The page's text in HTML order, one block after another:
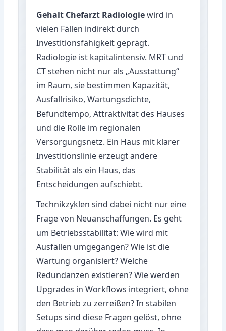
Gehalt Chefarzt Radiologiewird in
vielen Fällen indirekt durch
Investitionsfähigkeit geprägt.
Radiologie ist kapitalintensiv. MRT und
CT stehen nicht nur als „Ausstattung“
im Raum, sie bestimmen Kapazität,
Ausfallrisiko, Wartungsdichte,
Befundtempo, Attraktivität des Hauses
und die Rolle im regionalen
Versorgungsnetz. Ein Haus mit klarer
Investitionslinie erzeugt andere
Stabilität als ein Haus, das
Entscheidungen aufschiebt.
Technikzyklen sind dabei nicht nur eine
Frage von Neuanschaffungen. Es geht
um Betriebsstabilität: Wie wird mit
Ausfällen umgegangen? Wie ist die
Wartung organisiert? Welche
Redundanzen existieren? Wie werden
Upgrades in Workflows integriert, ohne
den Betrieb zu zerreißen? In stabilen
Setups sind diese Fragen gelöst, ohne